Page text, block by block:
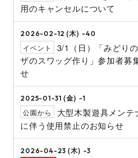
用のキャンセルについて
2026-02-12 (木) -40
イベント
3/1（日）「みどり
ザのスワッグ作り」参加者募
せ
2025-01-31 (金) -1
公園から
大型木製遊具メンテ
に伴う使用禁止のお知らせ
2026-04-23 (木) -3